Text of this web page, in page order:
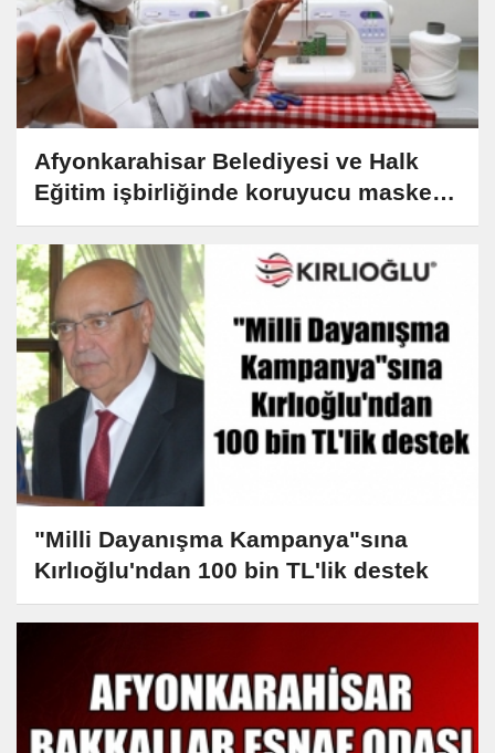
Afyonkarahisar Belediyesi ve Halk
Eğitim işbirliğinde koruyucu maske
üretiliyor
"Milli Dayanışma Kampanya"sına
Kırlıoğlu'ndan 100 bin TL'lik destek